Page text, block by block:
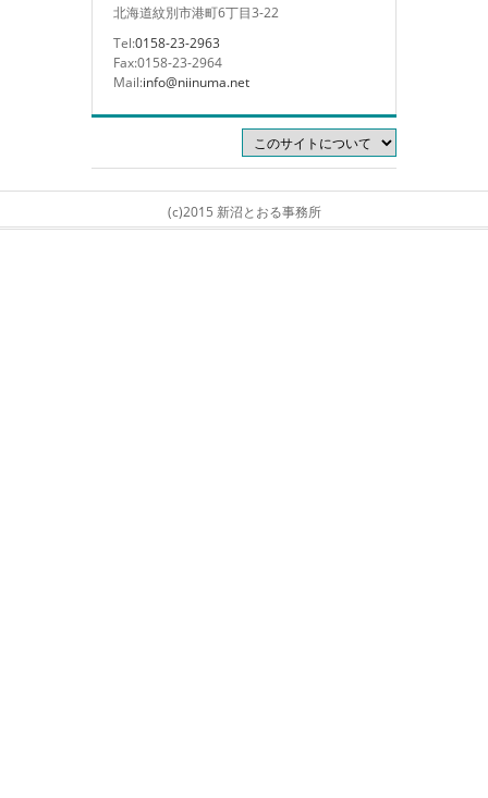
北海道紋別市港町6丁目3-22
Tel:0158-23-2963
Fax:0158-23-2964
Mail:info@niinuma.net
(c)2015 新沼とおる事務所